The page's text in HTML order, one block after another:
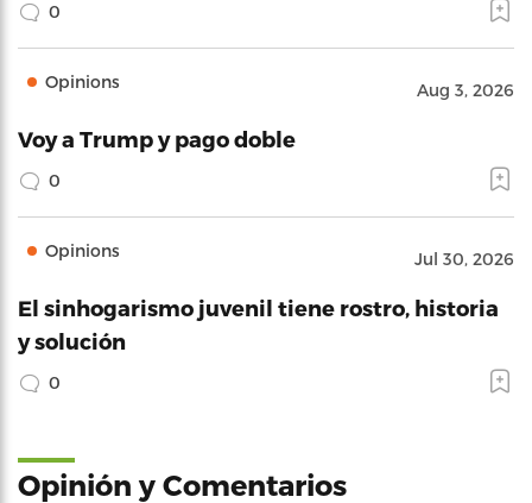
0
Opinions Aug 3, 2026
Voy a Trump y pago doble
0
Opinions Jul 30, 2026
El sinhogarismo juvenil tiene rostro, historia
y solución
0
Opinión y Comentarios